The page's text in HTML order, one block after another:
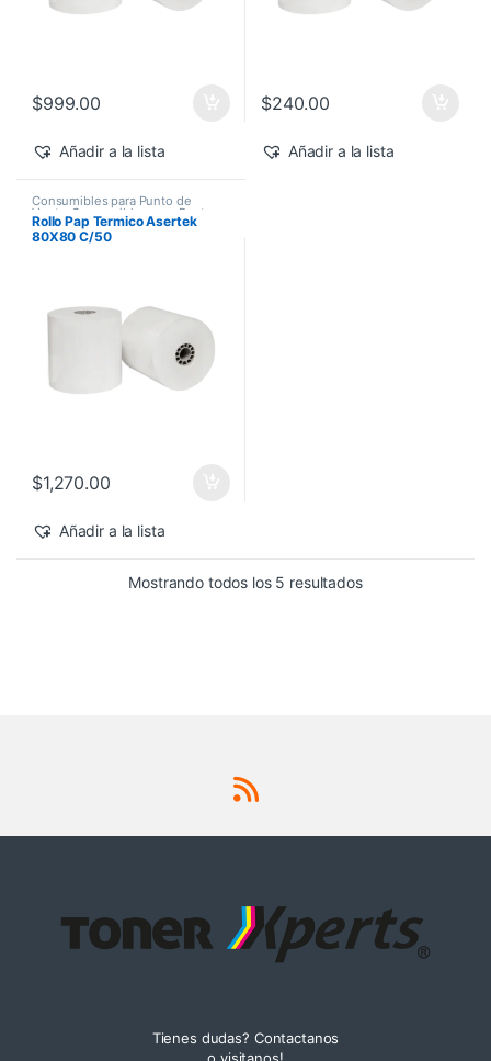
$999.00
Añadir a la lista
$240.00
Añadir a la lista
Consumibles para Punto de
Venta,Consumibles para Punto
de Venta, Rollo Térmico para
Terminal Bancaria
Rollo Pap Termico Asertek
80X80 C/50
$1,270.00
Añadir a la lista
Mostrando todos los 5 resultadosSorted by latest
Tienes dudas? Contactanos